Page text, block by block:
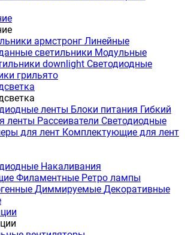
армстронг Линейные
светильники Модульные
downlight Светодиодные
грильято
ленты Блоки питания Гибкий
ленты Рассеиватели Светодиодные
для лент Комплектующие для лент
Накаливания
Филаментные Ретро лампы
Диммируемые Декоративные